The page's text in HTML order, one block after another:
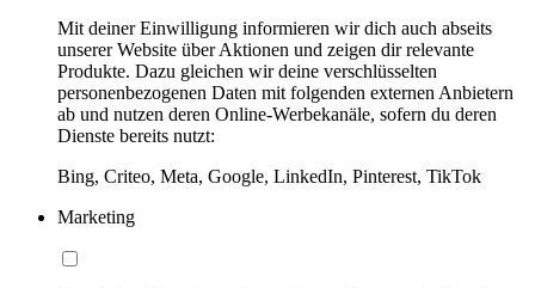
Mit deiner Einwilligung informieren wir dich auch abseits
unserer Website über Aktionen und zeigen dir relevante
Produkte. Dazu gleichen wir deine verschlüsselten
personenbezogenen Daten mit folgenden externen Anbietern
ab und nutzen deren Online-Werbekanäle, sofern du deren
Dienste bereits nutzt:
Bing, Criteo, Meta, Google, LinkedIn, Pinterest, TikTok
Marketing